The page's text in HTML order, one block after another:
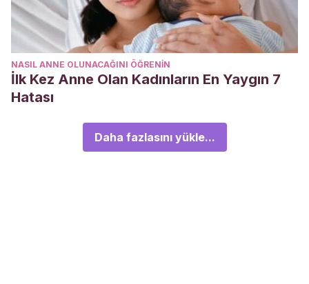
NASIL ANNE OLUNACAĞINI ÖĞRENIN
İlk Kez Anne Olan Kadınların En Yaygın 7
Hatası
Daha fazlasını yükle...